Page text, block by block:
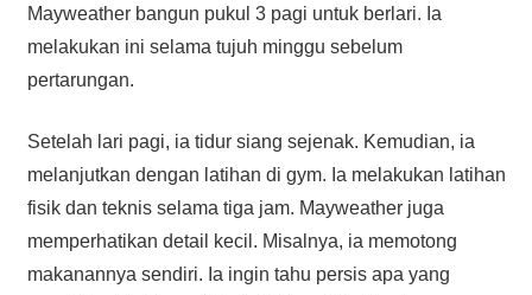
Mayweather bangun pukul 3 pagi untuk berlari. Ia
melakukan ini selama tujuh minggu sebelum
pertarungan.
Setelah lari pagi, ia tidur siang sejenak. Kemudian, ia
melanjutkan dengan latihan di gym. Ia melakukan latihan
fisik dan teknis selama tiga jam. Mayweather juga
memperhatikan detail kecil. Misalnya, ia memotong
makanannya sendiri. Ia ingin tahu persis apa yang